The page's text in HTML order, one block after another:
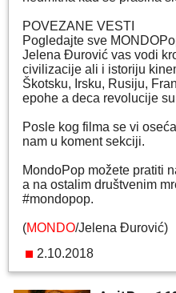
POVEZANE VESTI
Pogledajte sve
Jelena Đurović vas vodi
civilizacije ali i istoriju
Škotsku, Irsku, Rusiju,
epohe a deca revolucije
Posle kog filma se vi
nam u koment sekciji.
MondoPop možete pratiti
a na ostalim društvenim
#mondopop.
(MONDO/Jelena Đurović)
2.10.2018